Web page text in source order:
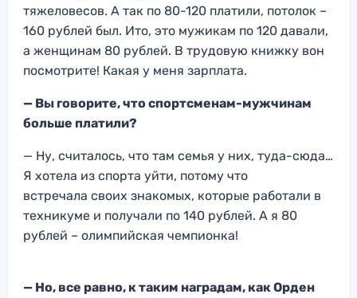
тяжеловесов. А так по 80-120 платили, потолок –
160 рублей был. Ито, это мужикам по 120 давали,
а женщинам 80 рублей. В трудовую книжку вон
посмотрите! Какая у меня зарплата.
— Вы говорите, что спортсменам-мужчинам
больше платили?
— Ну, считалось, что там семья у них, туда-сюда…
Я хотела из спорта уйти, потому что
встречала своих знакомых, которые работали в
техникуме и получали по 140 рублей. А я 80
рублей – олимпийская чемпионка!
— Но, все равно, к таким наградам, как Орден